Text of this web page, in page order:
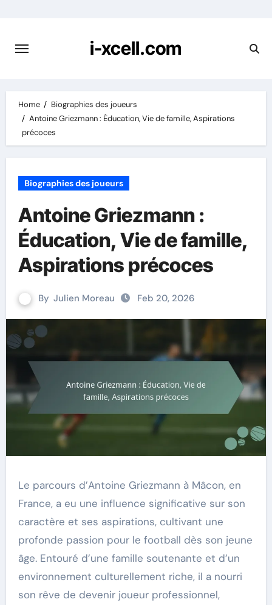
content
i-xcell.com
Home
Biographies des joueurs
Antoine Griezmann : Éducation, Vie de famille, Aspirations
précoces
Biographies des joueurs
Antoine Griezmann :
Éducation, Vie de famille,
Aspirations précoces
By Julien Moreau Feb 20, 2026
Le parcours d’Antoine Griezmann à Mâcon, en
France, a eu une influence significative sur son
caractère et ses aspirations, cultivant une
profonde passion pour le football dès son jeune
âge. Entouré d’une famille soutenante et d’un
environnement culturellement riche, il a nourri
son rêve de devenir joueur professionnel,